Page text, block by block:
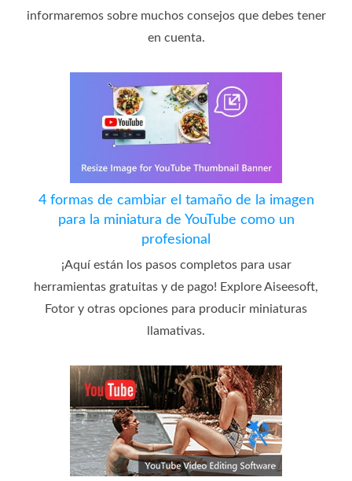
informaremos sobre muchos consejos que debes tener
en cuenta.
4 formas de cambiar el tamaño de la imagen
para la miniatura de YouTube como un
profesional
¡Aquí están los pasos completos para usar
herramientas gratuitas y de pago! Explore Aiseesoft,
Fotor y otras opciones para producir miniaturas
llamativas.